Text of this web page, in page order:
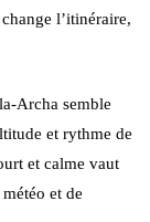
l’itinéraire,
Archa semble
et rythme de
et calme vaut
et de